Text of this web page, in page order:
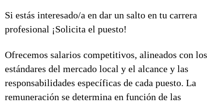
Si estás interesado/a en dar un salto en tu carrera
profesional ¡Solicita el puesto!
Ofrecemos salarios competitivos, alineados con los
estándares del mercado local y el alcance y las
responsabilidades específicas de cada puesto. La
remuneración se determina en función de las